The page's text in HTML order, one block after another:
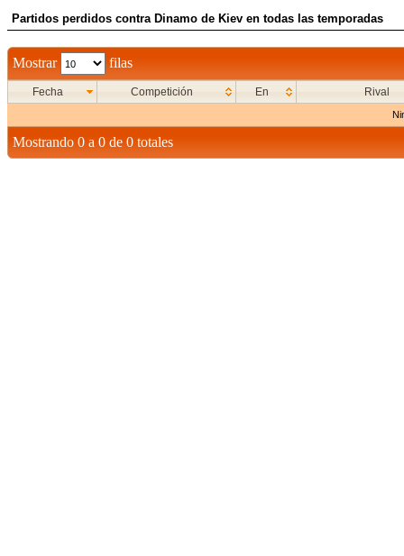
Partidos perdidos contra Dinamo de Kiev en todas las temporadas
Mostrar filas
Fecha Competición En Rival
Mostrando 0 a 0 de 0 totales